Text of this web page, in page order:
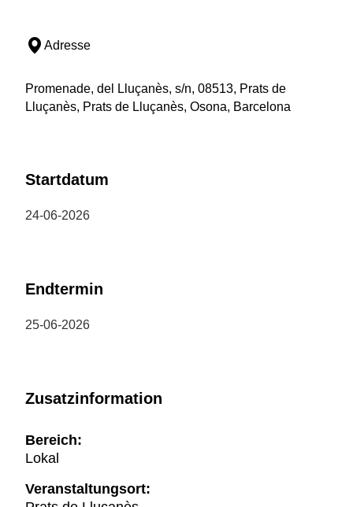
Adresse
Promenade, del Lluçanès, s/n, 08513, Prats de
Lluçanès, Prats de Lluçanès, Osona, Barcelona
Startdatum
24-06-2026
Endtermin
25-06-2026
Zusatzinformation
Bereich:
Lokal
Veranstaltungsort: